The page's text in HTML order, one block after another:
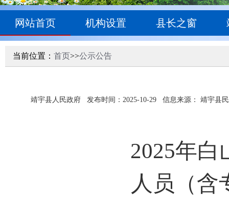
网站首页 机构设置 县长之窗
当前位置： 首页>>公示公告
靖宇县人民政府 发布时间：2025-10-29 信息来源： 靖宇县
2025年
人员（含